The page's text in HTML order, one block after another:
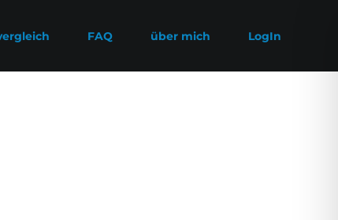
FAQ über mich LogIn